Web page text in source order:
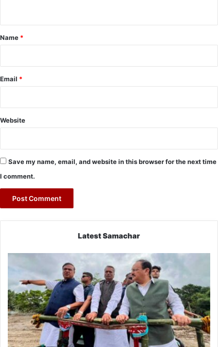
*
Name *
Email *
Website
Save my name, email, and website in this browser for the next time
I comment.
Latest Samachar